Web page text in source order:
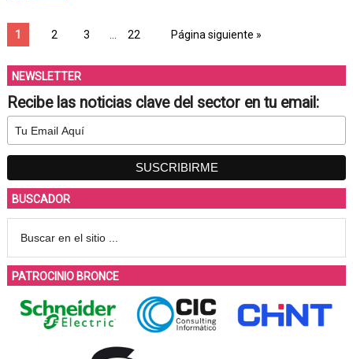
1 2 3 22 Página siguiente »
NEWSLETTER
Recibe las noticias clave del sector en tu email:
BUSCADOR
PATROCINIO BRONCE